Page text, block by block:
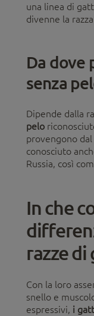
una linea di
divenne la
Da dove
senza
Dipende dalla
pelo
provengono
conosciuto
Russia, così
In che
razze di
Con la loro
snello e
espressivi, i